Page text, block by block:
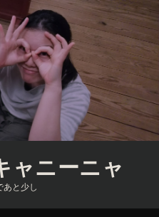
ャニーニャ
あと少し